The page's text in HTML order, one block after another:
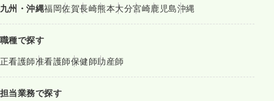
九州・沖縄福岡佐賀長崎熊本大分宮崎鹿児島沖縄
職種で探す
正看護師准看護師保健師助産師
担当業務で探す